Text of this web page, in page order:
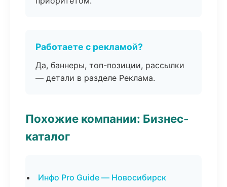
Работаете с рекламой?
Да, баннеры, топ-позиции, рассылки
— детали в разделе Реклама.
Похожие компании: Бизнес-
каталог
Инфо Pro Guide — Новосибирск